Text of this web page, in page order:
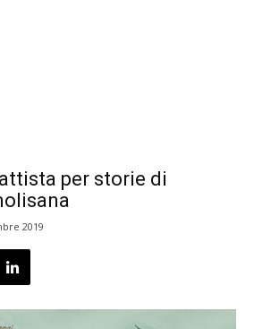
per storie di
2019